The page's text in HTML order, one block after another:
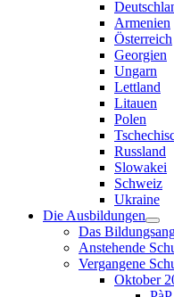
Armenien
Österreich
Georgien
Ungarn
Lettland
Litauen
Polen
Russland
Slowakei
Schweiz
Ukraine
Die Ausbildungen
Das
Anstehende
Vergangene
Oktober